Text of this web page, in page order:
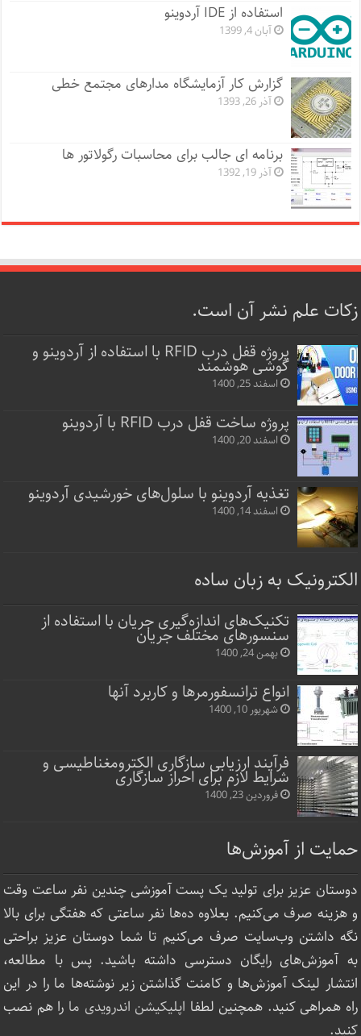
استفاده از IDE آردوینو
آبان 4, 1399
گزارش کار آزمایشگاه مدارهای مجتمع خطی
آذر 26, 1393
برنامه ای جالب برای محاسبات رگولاتور ها
آذر 19, 1392
زکات علم نشر آن است.
پروژه قفل‌ درب RFID با استفاده از آردوینو و
گوشی هوشمند
اسفند 25, 1400
پروژه ساخت قفل‌ درب RFID با آردوینو
اسفند 20, 1400
تغذیه آردوینو با سلول‌های خورشیدی آردوینو
اسفند 14, 1400
الکترونیک به زبان ساده
تکنیک‌های اندازه‌گیری جریان با استفاده از
سنسورهای مختلف جریان
بهمن 24, 1400
انواع ترانسفورمرها و کاربرد آنها
شهریور 10, 1400
فرآیند ارزیابی سازگاری الکترومغناطیسی و
شرایط لازم برای احراز سازگاری
فروردین 23, 1400
حمایت از آموزش‌ها
دوستان عزیز برای تولید یک پست آموزشی چندین نفر ساعت‌ وقت
و هزینه صرف می‌کنیم. بعلاوه ده‌ها نفر ساعتی که هفتگی برای بالا
نگه داشتن وب‌سایت صرف ‌می‌کنیم تا شما دوستان عزیز براحتی
به آموزش‌های رایگان دسترسی داشته باشید. پس با مطالعه،
انتشار لینک‌ آموزش‌ها و کامنت گذاشتن زیر نوشته‌‌ها ما را در این
راه همراهی کنید. همچنین لطفا اپلیکیشن اندرویدی ما را هم نصب
کنید.